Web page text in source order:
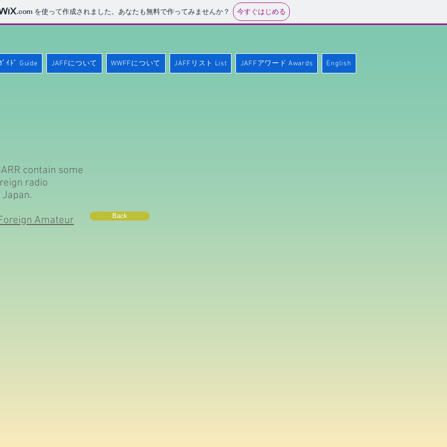
.com を使って作成されました。あなたも無料で作ってみませんか？ 今すぐはじめる
ｲﾄﾞ Guide JAFFについて WWFFについて JAFFリスト List JAFFアワード Awards English
contain some
radio
Amateur
Back